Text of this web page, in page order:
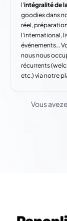
l'intégralité de
goodies dans
réel,
l'international,
événements…
nous nous
récurrents
etc.) via notre
Vous avez